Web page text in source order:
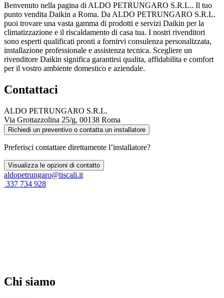
Benvenuto nella pagina di ALDO PETRUNGARO S.R.L.. Il tuo
punto vendita Daikin a Roma. Da ALDO PETRUNGARO S.R.L.
puoi trovare una vasta gamma di prodotti e servizi Daikin per la
climatizzazione e il riscaldamento di casa tua. I nostri rivenditori
sono esperti qualificati pronti a fornirvi consulenza personalizzata,
installazione professionale e assistenza tecnica. Scegliere un
rivenditore Daikin significa garantirsi qualita, affidabilita e comfort
per il vostro ambiente domestico e aziendale.
Contattaci
ALDO PETRUNGARO S.R.L.
Via Grottazzolina 25/g, 00138 Roma
Richiedi un preventivo o contatta un installatore
Preferisci contattare direttamente l’installatore?
Visualizza le opzioni di contatto
aldopetrungaro@tiscali.it
337 734 928
Chi siamo